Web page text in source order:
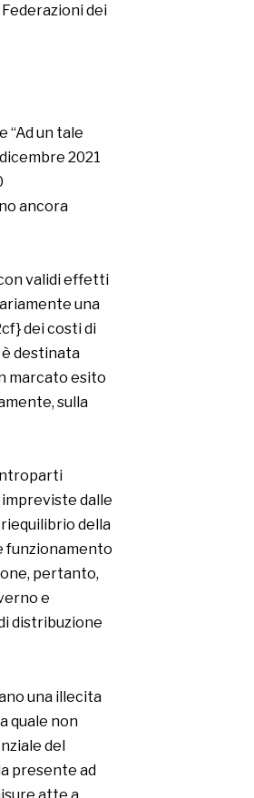
dei
un tale
2021
ancora
validi effetti
una
dei costi di
è destinata
marcato esito
sulla
dalle
della
funzionamento
pertanto,
e
distribuzione
una illecita
quale non
del
presente ad
atte a